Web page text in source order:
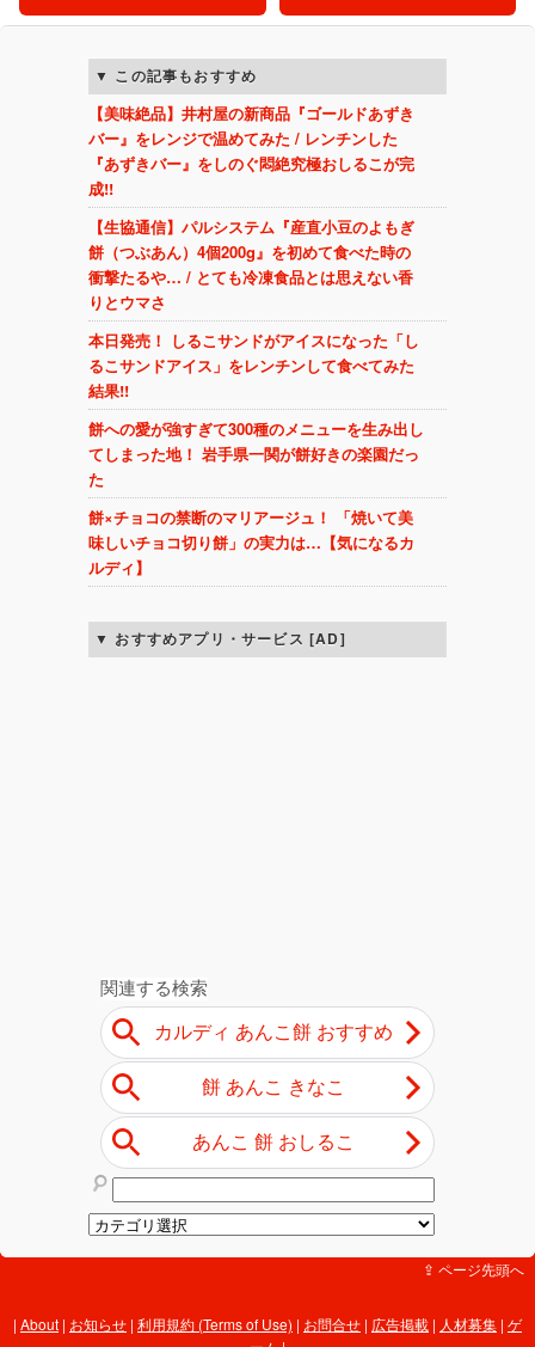
この記事もおすすめ
【美味絶品】井村屋の新商品『ゴールドあずき
バー』をレンジで温めてみた / レンチンした
『あずきバー』をしのぐ悶絶究極おしるこが完
成!!
【生協通信】パルシステム『産直小豆のよもぎ
餅（つぶあん）4個200g』を初めて食べた時の
衝撃たるや… / とても冷凍食品とは思えない香
りとウマさ
本日発売！ しるこサンドがアイスになった「し
るこサンドアイス」をレンチンして食べてみた
結果!!
餅への愛が強すぎて300種のメニューを生み出し
てしまった地！ 岩手県一関が餅好きの楽園だっ
た
餅×チョコの禁断のマリアージュ！ 「焼いて美
味しいチョコ切り餅」の実力は…【気になるカ
ルディ】
おすすめアプリ・サービス [AD]
⇪ ページ先頭へ
About | お知らせ | 利用規約 (Terms of Use) | お問合せ | 広告掲載 | 人材募集 | ゲ